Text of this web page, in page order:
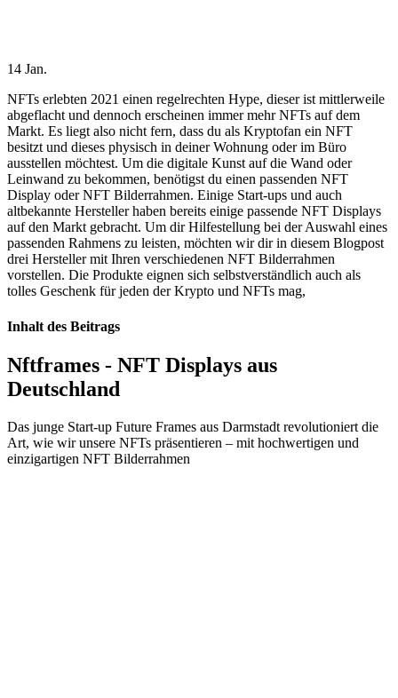
14 Jan.
NFTs erlebten 2021 einen regelrechten Hype, dieser ist mittlerweile
abgeflacht und dennoch erscheinen immer mehr NFTs auf dem
Markt. Es liegt also nicht fern, dass du als Kryptofan ein NFT
besitzt und dieses physisch in deiner Wohnung oder im Büro
ausstellen möchtest. Um die digitale Kunst auf die Wand oder
Leinwand zu bekommen, benötigst du einen passenden NFT
Display oder NFT Bilderrahmen. Einige Start-ups und auch
altbekannte Hersteller haben bereits einige passende NFT Displays
auf den Markt gebracht. Um dir Hilfestellung bei der Auswahl eines
passenden Rahmens zu leisten, möchten wir dir in diesem Blogpost
drei Hersteller mit Ihren verschiedenen NFT Bilderrahmen
vorstellen. Die Produkte eignen sich selbstverständlich auch als
tolles Geschenk für jeden der Krypto und NFTs mag,
Inhalt des Beitrags
Nftframes - NFT Displays aus
Deutschland
Das junge Start-up Future Frames aus Darmstadt revolutioniert die
Art, wie wir unsere NFTs präsentieren – mit hochwertigen und
einzigartigen NFT Bilderrahmen